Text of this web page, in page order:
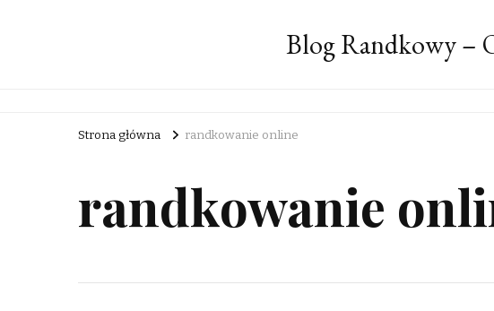
Blog Randkowy –
Strona główna randkowanie online
randkowanie